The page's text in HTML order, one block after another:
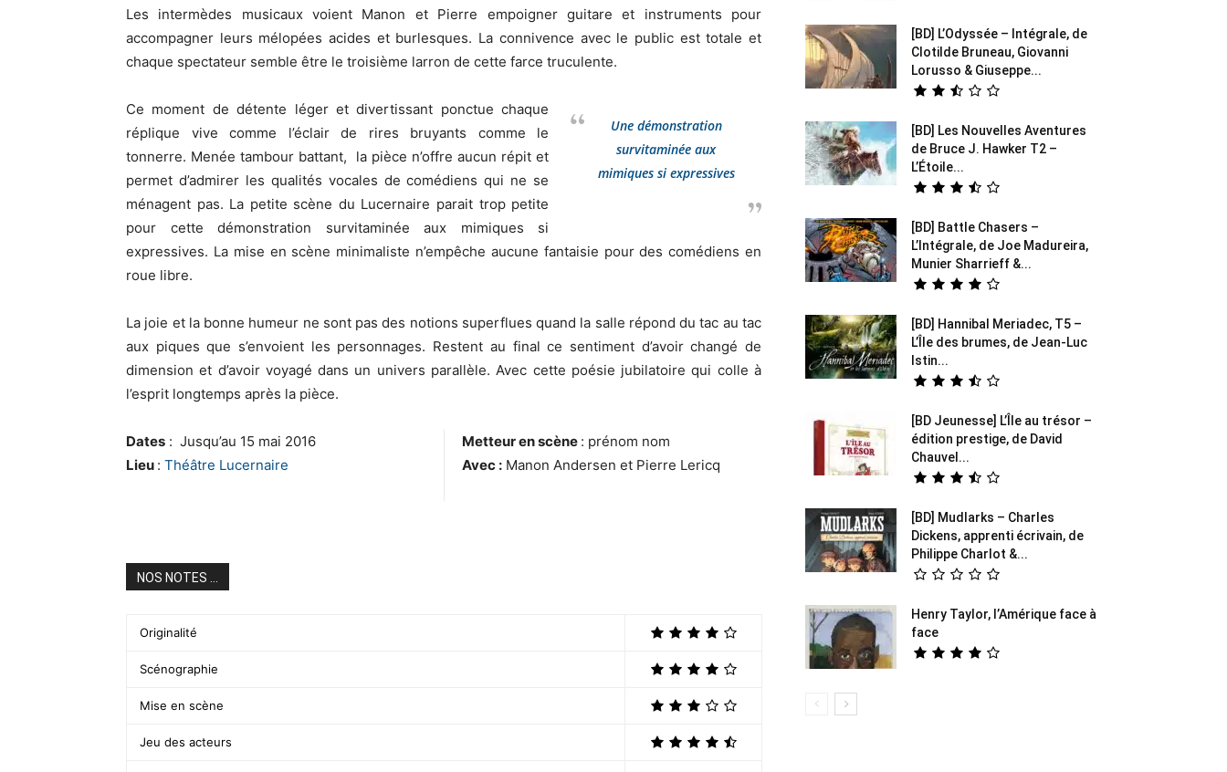
Les intermèdes musicaux voient Manon et Pierre empoigner guitare et instruments pour
accompagner leurs mélopées acides et burlesques. La connivence avec le public est totale et
chaque spectateur semble être le troisième larron de cette farce truculente.
Une démonstration
survitaminée aux
mimiques si expressives
Ce moment de détente léger et divertissant ponctue chaque
réplique vive comme l’éclair de rires bruyants comme le
tonnerre. Menée tambour battant, la pièce n’offre aucun répit et
permet d’admirer les qualités vocales de comédiens qui ne se
ménagent pas. La petite scène du Lucernaire parait trop petite
pour cette démonstration survitaminée aux mimiques si
expressives. La mise en scène minimaliste n’empêche aucune fantaisie pour des comédiens en
roue libre.
La joie et la bonne humeur ne sont pas des notions superflues quand la salle répond du tac au tac
aux piques que s’envoient les personnages. Restent au final ce sentiment d’avoir changé de
dimension et d’avoir voyagé dans un univers parallèle. Avec cette poésie jubilatoire qui colle à
l’esprit longtemps après la pièce.
Dates : Jusqu’au 15 mai 2016
Lieu : Théâtre Lucernaire
Metteur en scène : prénom nom
Avec : Manon Andersen et Pierre Lericq
NOS NOTES ...
Originalité
Scénographie
Mise en scène
Jeu des acteurs
[BD] L’Odyssée – Intégrale, de
Clotilde Bruneau, Giovanni
Lorusso & Giuseppe...
[BD] Les Nouvelles Aventures
de Bruce J. Hawker T2 –
L’Étoile...
[BD] Battle Chasers –
L’Intégrale, de Joe Madureira,
Munier Sharrieff &...
[BD] Hannibal Meriadec, T5 –
L’Île des brumes, de Jean-Luc
Istin...
[BD Jeunesse] L’Île au trésor –
édition prestige, de David
Chauvel...
[BD] Mudlarks – Charles
Dickens, apprenti écrivain, de
Philippe Charlot &...
Henry Taylor, l’Amérique face à
face